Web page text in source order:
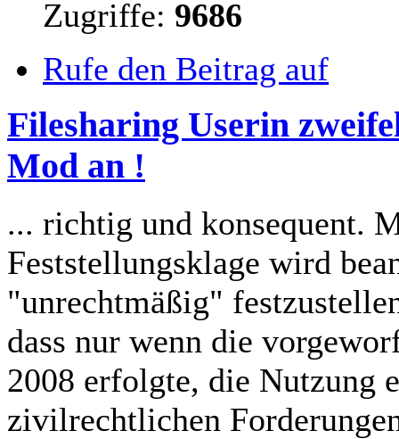
Zugriffe: 9686
Rufe den Beitrag auf
Filesharing Userin
Mod an !
... richtig und konsequent.
Feststellungsklage wird
"unrechtmäßig"
dass nur wenn die
2008 erfolgte, die Nutzung
zivilrechtlichen